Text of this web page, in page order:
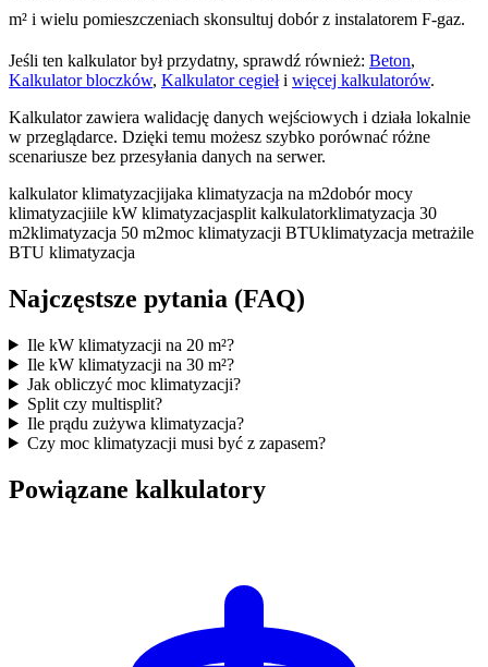
m² i wielu pomieszczeniach skonsultuj dobór z instalatorem F-gaz.
Jeśli ten kalkulator był przydatny, sprawdź również: Beton,
Kalkulator bloczków, Kalkulator cegiełi więcej kalkulatorów.
Kalkulator zawiera walidację danych wejściowych i działa lokalnie
w przeglądarce. Dzięki temu możesz szybko porównać różne
scenariusze bez przesyłania danych na serwer.
kalkulator klimatyzacjijaka klimatyzacja na m2dobór mocy
klimatyzacjiile kW klimatyzacjasplit kalkulatorklimatyzacja 30
m2klimatyzacja 50 m2moc klimatyzacji BTUklimatyzacja metrażile
BTU klimatyzacja
Najczęstsze pytania (FAQ)
Ile kW klimatyzacji na 20 m²?
Ile kW klimatyzacji na 30 m²?
Jak obliczyć moc klimatyzacji?
Split czy multisplit?
Ile prądu zużywa klimatyzacja?
Czy moc klimatyzacji musi być z zapasem?
Powiązane kalkulatory